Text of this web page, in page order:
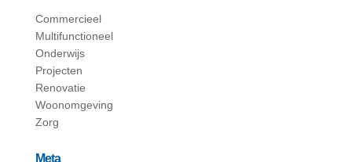
Commercieel
Multifunctioneel
Onderwijs
Projecten
Renovatie
Woonomgeving
Zorg
Meta